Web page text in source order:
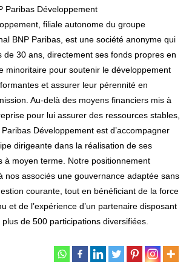
Paribas Développement
filiale autonome du groupe
BNP Paribas, est une société anonyme qui
de 30 ans, directement ses fonds propres en
minoritaire pour soutenir le développement
et assurer leur pérennité en
Au-delà des moyens financiers mis à
pour lui assurer des ressources stables,
Développement est d’accompagner
dirigeante dans la réalisation de ses
à moyen terme. Notre positionnement
nos associés une gouvernance adaptée sans
courante, tout en bénéficiant de la force
et de l’expérience d’un partenaire disposant
plus de 500 participations diversifiées.